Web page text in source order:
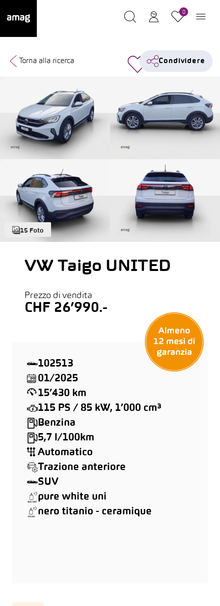
0
15 Foto
Torna alla ricerca Condividere
VW Taigo UNITED
Prezzo di vendita
CHF 26’990.-
102513
01/2025
15’430 km
115 PS / 85 kW, 1’000 cm³
Benzina
5,7 l/100km
Automatico
Trazione anteriore
SUV
pure white uni
nero titanio - ceramique